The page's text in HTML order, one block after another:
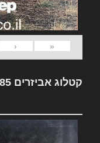
«
‹
קטלוג אביזרים Jeep 1985